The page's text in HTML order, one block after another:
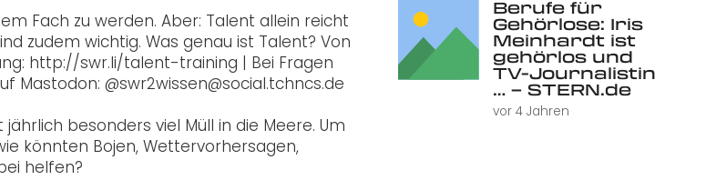
Fach zu werden. Aber: Talent allein reicht
zudem wichtig. Was genau ist Talent? Von
http://swr.li/talent-training | Bei Fragen
Mastodon: @swr2wissen@social.tchncs.de
besonders viel Müll in die Meere. Um
könnten Bojen, Wettervorhersagen,
helfen?
Berufe für
Gehörlose: Iris
Meinhardt ist
gehörlos und
TV-Journalistin
… – STERN.de
vor 4 Jahren